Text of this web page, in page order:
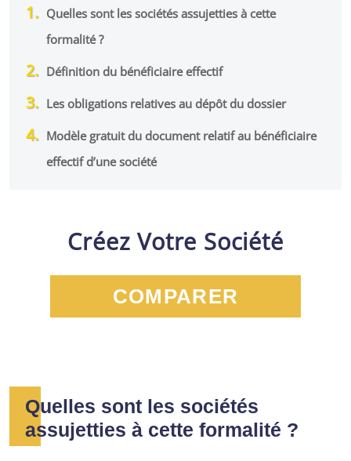
Quelles sont les sociétés assujetties à cette
formalité ?
Définition du bénéficiaire effectif
Les obligations relatives au dépôt du dossier
Modèle gratuit du document relatif au bénéficiaire
effectif d’une société
Créez Votre Société
COMPARER
Quelles sont les sociétés
assujetties à cette formalité ?